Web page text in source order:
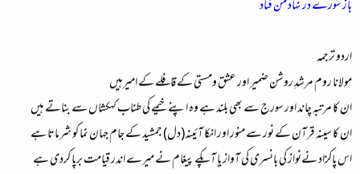
باز شورے در نہاد من فتاد
اردو ترجمہ
مولانا روم مرشدِ روشن ضمیر اور عشق ومستی کے قافلے کے امیرہیں
ان کا مرتبہ چاند اور سورج سے بھی بلند ہے وہ اپنے خیمے کی طناب کہکشاں سے بناتے ہیں
ان کا سینہ قرآن کے نور سے منور اور انکا آئینہ(دل) جمشید کے جام جہان نما کو شرماتا ہے
اس پاکزاد نےنواز کی بانسری کی آواز یا آپکے پیغام نے میرے اندر قیامت برپا کردی ہے